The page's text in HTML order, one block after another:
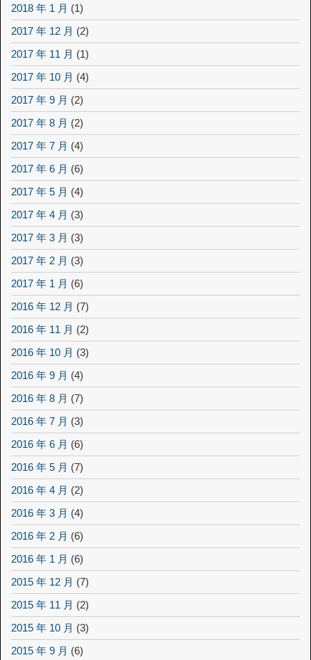
2018 年 1 月 (1)
2017 年 12 月 (2)
2017 年 11 月 (1)
2017 年 10 月 (4)
2017 年 9 月 (2)
2017 年 8 月 (2)
2017 年 7 月 (4)
2017 年 6 月 (6)
2017 年 5 月 (4)
2017 年 4 月 (3)
2017 年 3 月 (3)
2017 年 2 月 (3)
2017 年 1 月 (6)
2016 年 12 月 (7)
2016 年 11 月 (2)
2016 年 10 月 (3)
2016 年 9 月 (4)
2016 年 8 月 (7)
2016 年 7 月 (3)
2016 年 6 月 (6)
2016 年 5 月 (7)
2016 年 4 月 (2)
2016 年 3 月 (4)
2016 年 2 月 (6)
2016 年 1 月 (6)
2015 年 12 月 (7)
2015 年 11 月 (2)
2015 年 10 月 (3)
2015 年 9 月 (6)